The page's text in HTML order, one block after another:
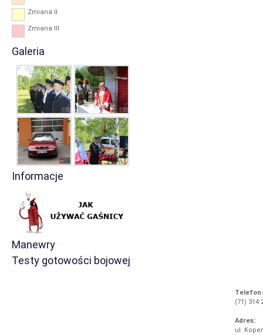
Zmiana II
Zmiana III
Galeria
Informacje
Manewry
Testy gotowości bojowej
Telefon:
(71) 314
Adres:
ul.